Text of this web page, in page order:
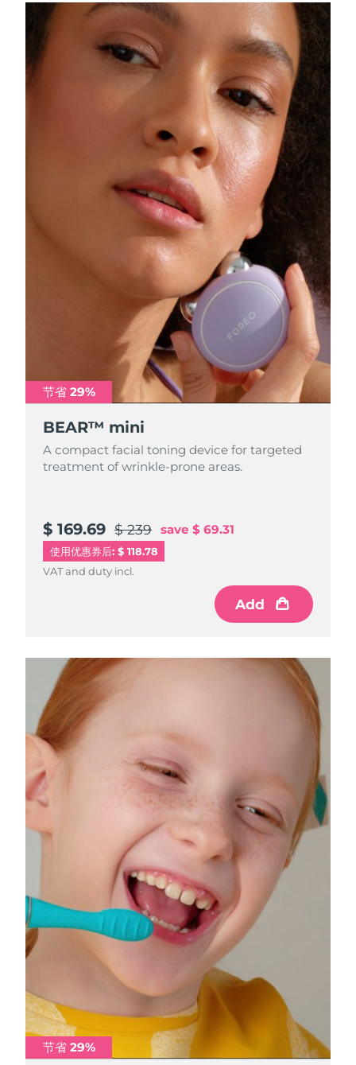
节省 29%
BEAR™ mini
A compact facial toning device for targeted
treatment of wrinkle-prone areas.
$ 169.69 $ 239 save $ 69.31
使用优惠券后: $ 118.78
VAT and duty incl.
Add
节省 29%
节省 29%
节省 29%
斯洛伐克 09/08/2026
斯洛文尼亚 预计送达日期09/08/2026
南非 预计送达日期17/08/2026
预计送达日期 11/08/2026
预计送达日期 09/08/2026
预计送达日期
预计送达日期 09/08/2026
预计送达日期 14/08/2026
预计送达日期13/08/2026
预计送达日期10/08/2026
阿拉伯联合酋长国 预计送达日期 10/08/2026
英国
美国 预计送达日期
越南